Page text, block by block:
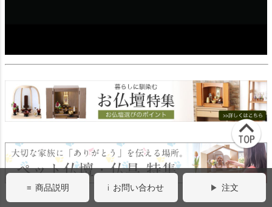
商品説明 お問い合わせ 注文